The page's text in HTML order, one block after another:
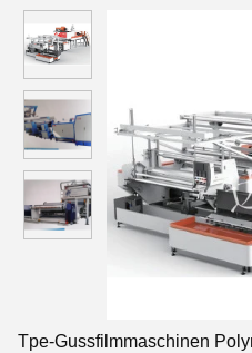
Tpe-Gussfilmmaschinen